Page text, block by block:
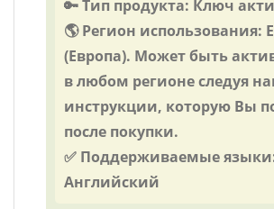
🔑 Тип продукта: Ключ
🌎 Регион использования:
(Европа). Может быть
в любом регионе следуя
инструкции, которую Вы
после покупки.
✅ Поддерживаемые
Английский